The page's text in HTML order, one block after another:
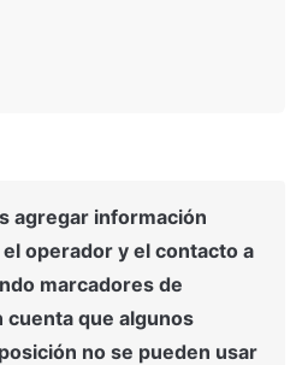
agregar información
operador y el contacto a
marcadores de
cuenta que algunos
no se pueden usar